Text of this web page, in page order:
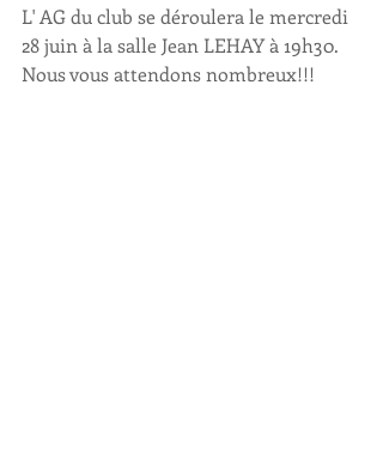
L' AG du club se déroulera le mercredi
28 juin à la salle Jean LEHAY à 19h30.
Nous vous attendons nombreux!!!